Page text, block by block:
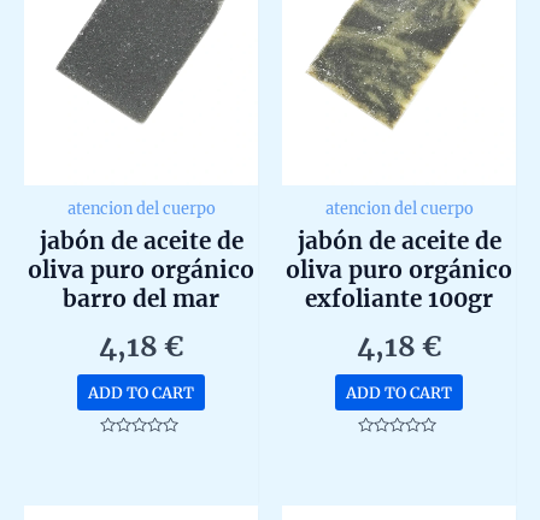
atencion del cuerpo
jabón de aceite de
oliva puro orgánico
barro del mar
4,18 €
ADD TO CART
5
atencion del cuerpo
jabón de aceite de
oliva puro orgánico
exfoliante 100gr
4,18 €
ADD TO CART
5